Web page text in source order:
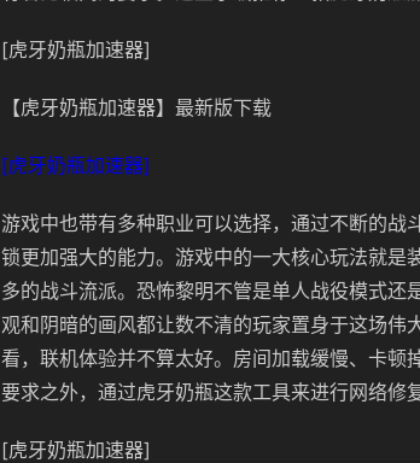
[虎牙奶瓶加速器]
【虎牙奶瓶加速器】最新版下载
[虎牙奶瓶加速器]
游戏中也带有多种职业可以选择，通过不断的
锁更加强大的能力。游戏中的一大核心玩法就是
多的战斗流派。恐怖黎明不管是单人战役模式
观和阴暗的画风都让数不清的玩家置身于这场伟
看，联机体验并不算太好。房间加载缓慢、卡顿
要求之外，通过虎牙奶瓶这款工具来进行网络修
[虎牙奶瓶加速器]